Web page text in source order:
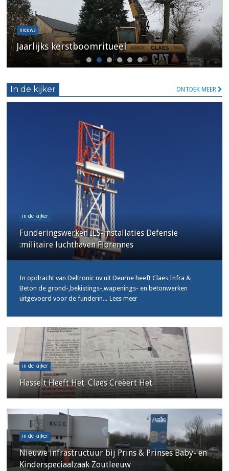
nieuws
Jaarlijks kerstboomritueel
In de kijker ONTDEK MEER
in de kijker
Funderingswerken ILS-installaties Defensie
:militaire luchthaven Florennes
In opdracht van Deltronic nv uit Deurne heeft Claes Infra &
Beton de grond-,bekistings-,wapenings- en betonwerken
uitgevoerd voor de funderin... Lees meer
in de kijker
Hasselt Heeft Het. Claes Creëert Het.
in de kijker
Nieuwe infrastructuur bij Prins & Prinses Baby- en
Kinderspeciaalzaak Zoutleeuw